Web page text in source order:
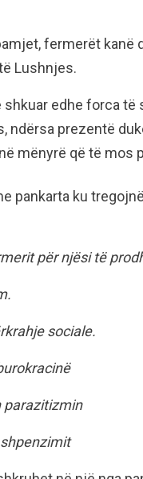
fermerët kanë
Lushnjes.
shkuar edhe forca
ndërsa prezentë
mënyrë që të mos
pankarta ku
për njësi të
sociale.
parazitizmin